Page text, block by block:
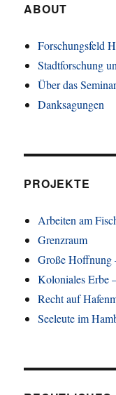
ABOUT
Forschungsfeld
Stadtforschung
Über das
Danksagungen
PROJEKTE
Arbeiten am
Grenzraum
Große Hoffnung
Koloniales Erbe
Recht auf
Seeleute im